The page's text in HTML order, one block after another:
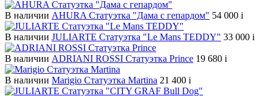
В наличии AHURA Статуэтка "Дама с гепардом" 54 000 i
В наличии JULIARTE Статуэтка "Le Mans TEDDY" 33 000 i
В наличии ADRIANI ROSSI Статуэтка Prince 19 680 i
В наличии Marigio Статуэтка Martina 21 400 i